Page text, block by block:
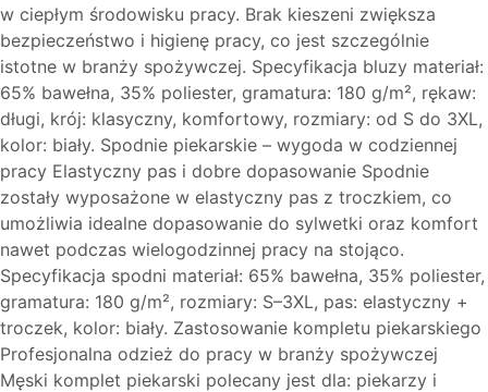
w ciepłym środowisku pracy. Brak kieszeni zwiększa
bezpieczeństwo i higienę pracy, co jest szczególnie
istotne w branży spożywczej. Specyfikacja bluzy materiał:
65% bawełna, 35% poliester, gramatura: 180 g/m², rękaw:
długi, krój: klasyczny, komfortowy, rozmiary: od S do 3XL,
kolor: biały. Spodnie piekarskie – wygoda w codziennej
pracy Elastyczny pas i dobre dopasowanie Spodnie
zostały wyposażone w elastyczny pas z troczkiem, co
umożliwia idealne dopasowanie do sylwetki oraz komfort
nawet podczas wielogodzinnej pracy na stojąco.
Specyfikacja spodni materiał: 65% bawełna, 35% poliester,
gramatura: 180 g/m², rozmiary: S–3XL, pas: elastyczny +
troczek, kolor: biały. Zastosowanie kompletu piekarskiego
Profesjonalna odzież do pracy w branży spożywczej
Męski komplet piekarski polecany jest dla: piekarzy i